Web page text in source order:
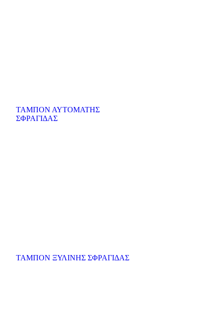
ΤΑΜΠΟΝ ΑΥΤΟΜΑΤΗΣ
ΣΦΡΑΓΙΔΑΣ
ΤΑΜΠΟΝ ΞΥΛΙΝΗΣ ΣΦΡΑΓΙΔΑΣ